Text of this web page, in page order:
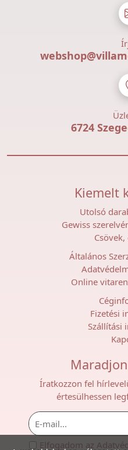
6724
Kiemelt
Utolsó
Gewiss
Általános
Online
Fizetési
Szállítási
Íratkozzon fel
értesülhessen
Elfogadom az